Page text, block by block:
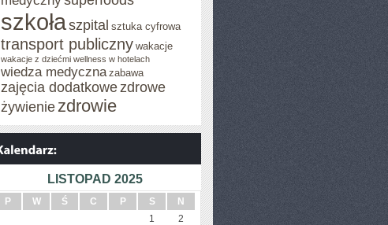
szkołaszpital sztuka cyfrowa
transport publiczny wakacje
wakacje z dziećmi wellness w hotelach
wiedza medyczna zabawa
zajęcia dodatkowezdrowe
żywienie zdrowie
LISTOPAD 2025
P W Ś C P S
N
1
2